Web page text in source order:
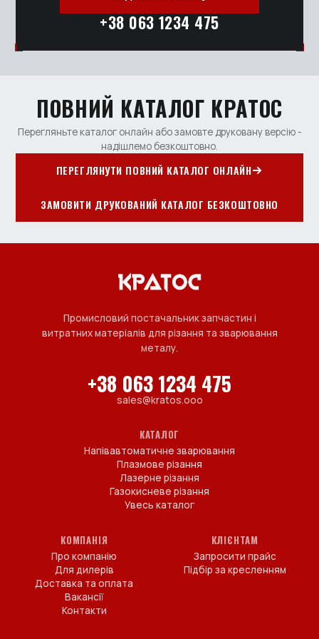
+38 063 1234 475
ПОВНИЙ КАТАЛОГ КРАТОС
Перегляньте каталог онлайн або замовте друковану версію -
надішлемо безкоштовно.
ПЕРЕГЛЯНУТИ ПОВНИЙ КАТАЛОГ ОНЛАЙН
ЗАМОВИТИ ДРУКОВАНИЙ КАТАЛОГ БЕЗКОШТОВНО
Промисловий постачальник запчастин і
витратних матеріалів для різання та зварювання
металу.
+38 063 1234 475
sales@kratos.ooo
КАТАЛОГ
Напівавтоматичне зварювання
Плазмове різання
Лазерне різання
Газокисневе різання
Увесь каталог
КОМПАНІЯ
Про компанію
Для дилерів
Доставка та оплата
Вакансії
Контакти
КЛІЄНТАМ
Запросити прайс
Підбір за кресленням